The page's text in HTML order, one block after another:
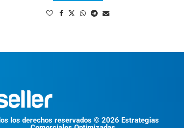
los derechos reservados © 2026 Estrategias